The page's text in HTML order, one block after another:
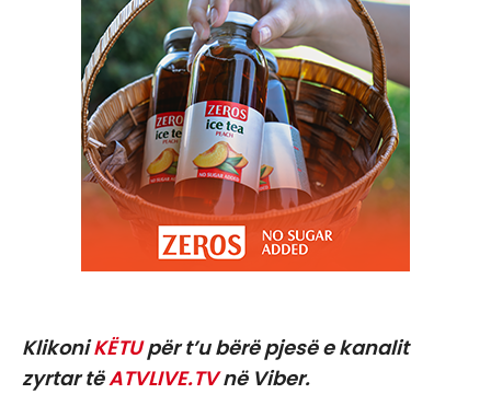
KlikoniKËTUpër t’u bërë pjesë e kanalit
zyrtar tëATVLIVE.TVnë Viber.